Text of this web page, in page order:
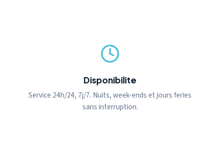
Disponibilite
Service 24h/24, 7j/7. Nuits, week-ends et jours feries
sans interruption.